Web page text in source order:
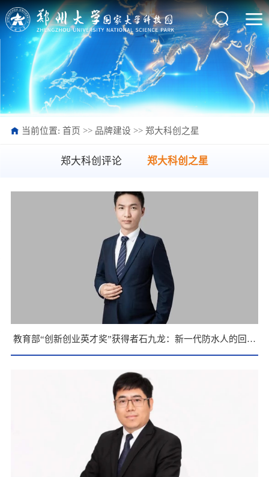
郑大科创评论 郑大科创之星
当前位置:首页 >> 品牌建设 >>郑大科创之星
教育部“创新创业英才奖”获得者石九龙：新一代防水人的回应
与展望